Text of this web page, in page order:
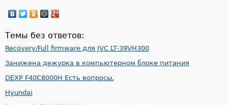
Темы без ответов:
Recovery/Full firmware для JVC LT-39VH300
Занижена дежурка в компьютерном блоке питания
DEXP F40C8000H Есть вопросы.
Hyundai